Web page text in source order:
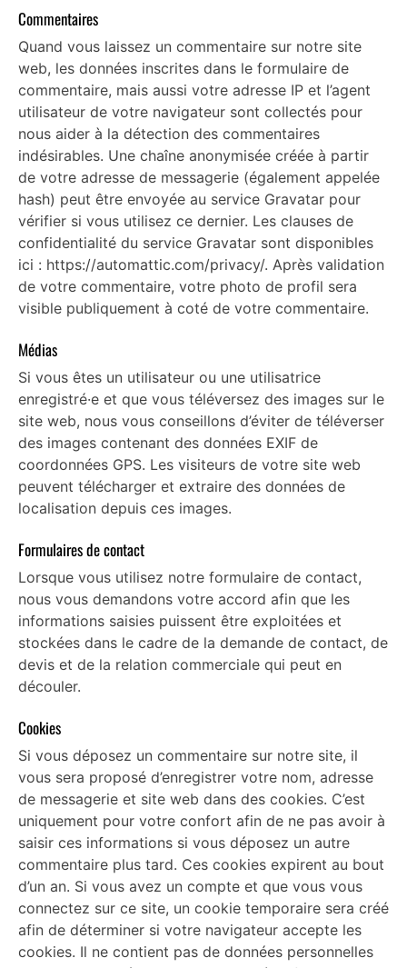
Commentaires
Quand vous laissez un commentaire sur notre site
web, les données inscrites dans le formulaire de
commentaire, mais aussi votre adresse IP et l’agent
utilisateur de votre navigateur sont collectés pour
nous aider à la détection des commentaires
indésirables. Une chaîne anonymisée créée à partir
de votre adresse de messagerie (également appelée
hash) peut être envoyée au service Gravatar pour
vérifier si vous utilisez ce dernier. Les clauses de
confidentialité du service Gravatar sont disponibles
ici : https://automattic.com/privacy/. Après validation
de votre commentaire, votre photo de profil sera
visible publiquement à coté de votre commentaire.
Médias
Si vous êtes un utilisateur ou une utilisatrice
enregistré·e et que vous téléversez des images sur le
site web, nous vous conseillons d’éviter de téléverser
des images contenant des données EXIF de
coordonnées GPS. Les visiteurs de votre site web
peuvent télécharger et extraire des données de
localisation depuis ces images.
Formulaires de contact
Lorsque vous utilisez notre formulaire de contact,
nous vous demandons votre accord afin que les
informations saisies puissent être exploitées et
stockées dans le cadre de la demande de contact, de
devis et de la relation commerciale qui peut en
découler.
Cookies
Si vous déposez un commentaire sur notre site, il
vous sera proposé d’enregistrer votre nom, adresse
de messagerie et site web dans des cookies. C’est
uniquement pour votre confort afin de ne pas avoir à
saisir ces informations si vous déposez un autre
commentaire plus tard. Ces cookies expirent au bout
d’un an. Si vous avez un compte et que vous vous
connectez sur ce site, un cookie temporaire sera créé
afin de déterminer si votre navigateur accepte les
cookies. Il ne contient pas de données personnelles